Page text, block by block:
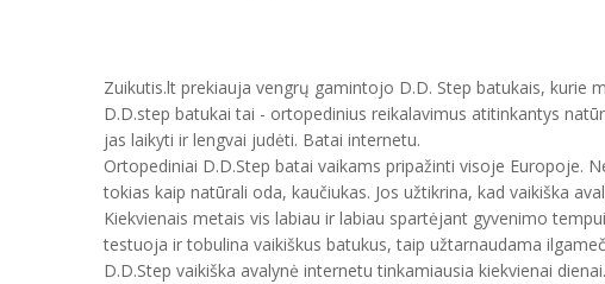
Zuikutis.lt prekiauja vengrų gamintojo D.D. Step batukais, kurie
D.D.step batukai tai - ortopedinius reikalavimus atitinkantys
jas laikyti ir lengvai judėti. Batai internetu.
Ortopediniai D.D.Step batai vaikams pripažinti visoje Europoje.
tokias kaip natūrali oda, kaučiukas. Jos užtikrina, kad vaikiška
Kiekvienais metais vis labiau ir labiau spartėjant gyvenimo
testuoja ir tobulina vaikiškus batukus, taip užtarnaudama
D.D.Step vaikiška avalynė internetu tinkamiausia kiekvienai dienai.